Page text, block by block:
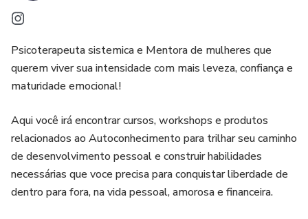
relações/opiniões externas
próprias escolhas
–Precisam de espaços com permissão para errar e sem
–Desejam criar centro interno sólido , reconexão corporal e
um ritmo restaurativo
Se você se identifica com isso então esse grupo de
Psicoterapeuta sistemica e Mentora de mulheres que
querem viver sua intensidade com mais leveza, confiança e
maturidade emocional!
Aqui você irá encontrar cursos, workshops e produtos
relacionados ao Autoconhecimento para trilhar seu caminho
de desenvolvimento pessoal e construir habilidades
necessárias que voce precisa para conquistar liberdade de
dentro para fora, na vida pessoal, amorosa e financeira.